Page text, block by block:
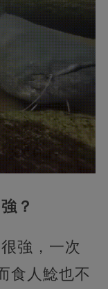
？
強，一次
食人鯰也不